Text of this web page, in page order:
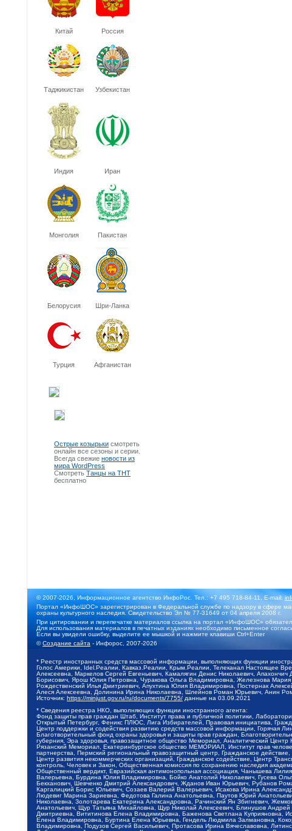
Китай Россия
Таджикистан Узбекистан
Индия Иран
Монголия Пакистан
Белорусия Шри-Ланка
Турция Афганистан
Острые козырьки смотреть
онлайн все сезоны и серии.
Всегда свежие новости из
мира WordPress
Смотреть Танцы на ТНТ
бесплатно
© 2007-2026, Информационное агентство ИнфоРос. Тел.: +7 495 718-84-11, E-mail:
Портал «ИнфоШОС» зарегистрирован в Федеральной службе по надзору в сфере
охраны культурного наследия. Свидетельство Эл № 77-31649 от 04 апреля 2008 г.
При цитировании и перепечатке материалов ссылка на портал «ИнфоШОС»
Для использования материалов в печатных изданиях необходимо письменное
Если вы увидели ошибку, выделите ее мышкой и нажмите клавиши Ctrl+Enter
©Создание сайта - Инфорос, 2007-2026
* Реестр иностранных средств массовой информации, выполняющих функции
Голос Америки, Idel.Реалии, Кавказ.Реалии, Крым.Реалии, Телеканал Настоящее
Алексеевна, Маркелов Сергей Евгеньевич, Камалягин Денис Николаевич,
Борисович, Ярош Юлия Петровна, Чуракова Ольга Владимировна, Железнова
Рождественский Илья Дмитриевич, Апухтина Юлия Владимировна, Постернак
Алеся Алексеевна, Долинина Ирина Николаевна, Шлейнов Роман Юрьевич, Анин
Источник: https://minjust.gov.ru/ru/documents/7755/ данные на 03.09.2021
* Сведения реестра НКО, выполняющих функции иностранного агента:
Фонд защиты прав граждан Штаб, Институт права и публичной политики,
Открытый Петербург, Феникс ПЛЮС, Лига Избирателей, Правовая инициатива,
Центр поддержки и содействия развитию средств массовой информации, Горячая
Благотворительный фонд охраны здоровья и защиты прав граждан,
губерния, Эра здоровья, правозащитное общество Мемориал, Аналитический
Рязанский Мемориал, Екатеринбургское общество МЕМОРИАЛ, Институт прав
партнерства, Пермский региональный правозащитный центр, Гражданское
Центр развития некоммерческих организаций, Гражданское содействие, Центр
контроль, Человек и Закон, Общественная комиссия по сохранению наследия
Общественный вердикт, Евразийская антимонопольная ассоциация, Чанышева
Валерьевна, Бурдина Юлия Владимировна, Бойко Анатолий Николаевич, Гусева
Бекханович, Шевченко Дмитрий Александрович, Жданов Иван Юрьевич, Рубанов
Каргалицкий Борис Юльевич, Созаев Валерий Валерьевич, Исакова Ирина
Людевиг Марина Зариевна, Федотова Галина Анатольевна, Паутов Юрий
Николаевна, Золотарева Екатерина Александровна, Рачинский Ян Збигневич,
Анатольевич, Щур Татьяна Михайловна, Щур Николай Алексеевич, Блинушов
Дмитриевна, Вититинова Елена Владимировна, Баженова Светлана Куприяновна,
Елена Владимировна, Буртина Елена Юрьевна, Гендель Людмила Залмановна,
Владимировна, Подузов Сергей Васильевич, Протасова Ирина Вячеславовна,